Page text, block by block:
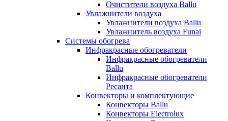
Очистители воздуха Ballu
Увлажнители воздуха
Увлажнители воздуха Ballu
Увлажнитель воздуха Funai
Системы обогрева
Инфракрасные обогреватели
Инфракрасные обогреватели
Ballu
Инфракрасные обогреватели
Ресанта
Конвекторы и комплектующие
Конвекторы Ballu
Конвекторы Electrolux